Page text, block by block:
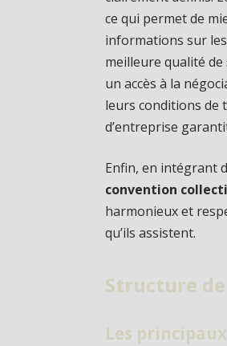
ce qui permet de
informations sur
meilleure qualité
un accès à la
leurs conditions de
d’entreprise
Enfin, en intégrant
convention
harmonieux et
qu’ils assistent.
Structure
Les